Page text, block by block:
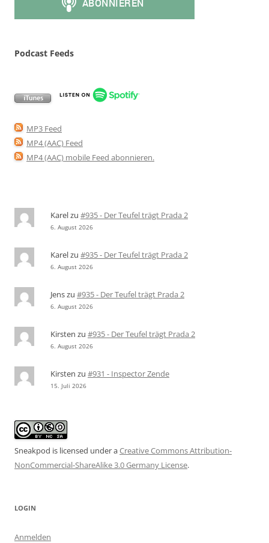
Podcast Feeds
MP3 Feed
MP4 (AAC) Feed
MP4 (AAC) mobile Feed abonnieren.
Karelzu #935 - Der Teufel trägt Prada 2
6. August 2026
Karelzu #935 - Der Teufel trägt Prada 2
6. August 2026
Jenszu #935 - Der Teufel trägt Prada 2
6. August 2026
Kirsten zu #935 - Der Teufel trägt Prada 2
6. August 2026
Kirsten zu #931 - Inspector Zende
15. Juli 2026
Sneakpod is licensed under aCreative Commons Attribution-
NonCommercial-ShareAlike 3.0 Germany License.
LOGIN
Anmelden